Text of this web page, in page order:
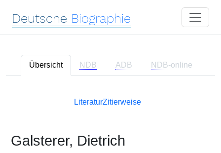
Deutsche Biographie
Übersicht NDB ADB NDB-online
LiteraturZitierweise
Galsterer, Dietrich